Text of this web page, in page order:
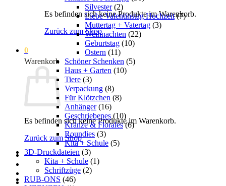
Es befinden sich keine Produkte im Warenkorb.
Zurück zum Shop
0
Warenkorb
Es befinden sich keine Produkte im Warenkorb.
Zurück zum Shop
Silvester (2)
Liebe Valentinstag Hochzeit (7)
Muttertag + Vatertag (3)
Weihnachten (22)
Geburtstag (10)
Ostern (11)
Schöner Schenken (5)
Haus + Garten (10)
Tiere (3)
Verpackung (8)
Für Klötzchen (8)
Anhänger (16)
Geschriebenes (10)
Kränze & Florales (6)
Roundies (3)
Kita + Schule (5)
3D-Druckdateien (3)
Kita + Schule (1)
Schriftzüge (2)
RUB-ONS (46)